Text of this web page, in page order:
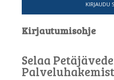
KIRJAUDU
Kirjautumisohje
Selaa